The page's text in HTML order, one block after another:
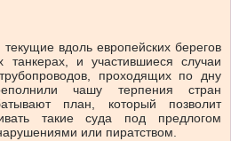
вдоль европейских берегов
танкерах, и участившиеся случаи
проходящих по дну
чашу терпения стран
план, который позволит
такие суда под предлогом
или пиратством.